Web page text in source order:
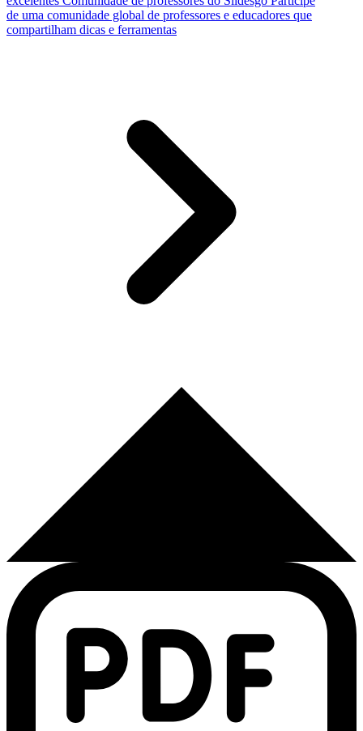
de uma comunidade global de professores e educadores que
compartilham dicas e ferramentas